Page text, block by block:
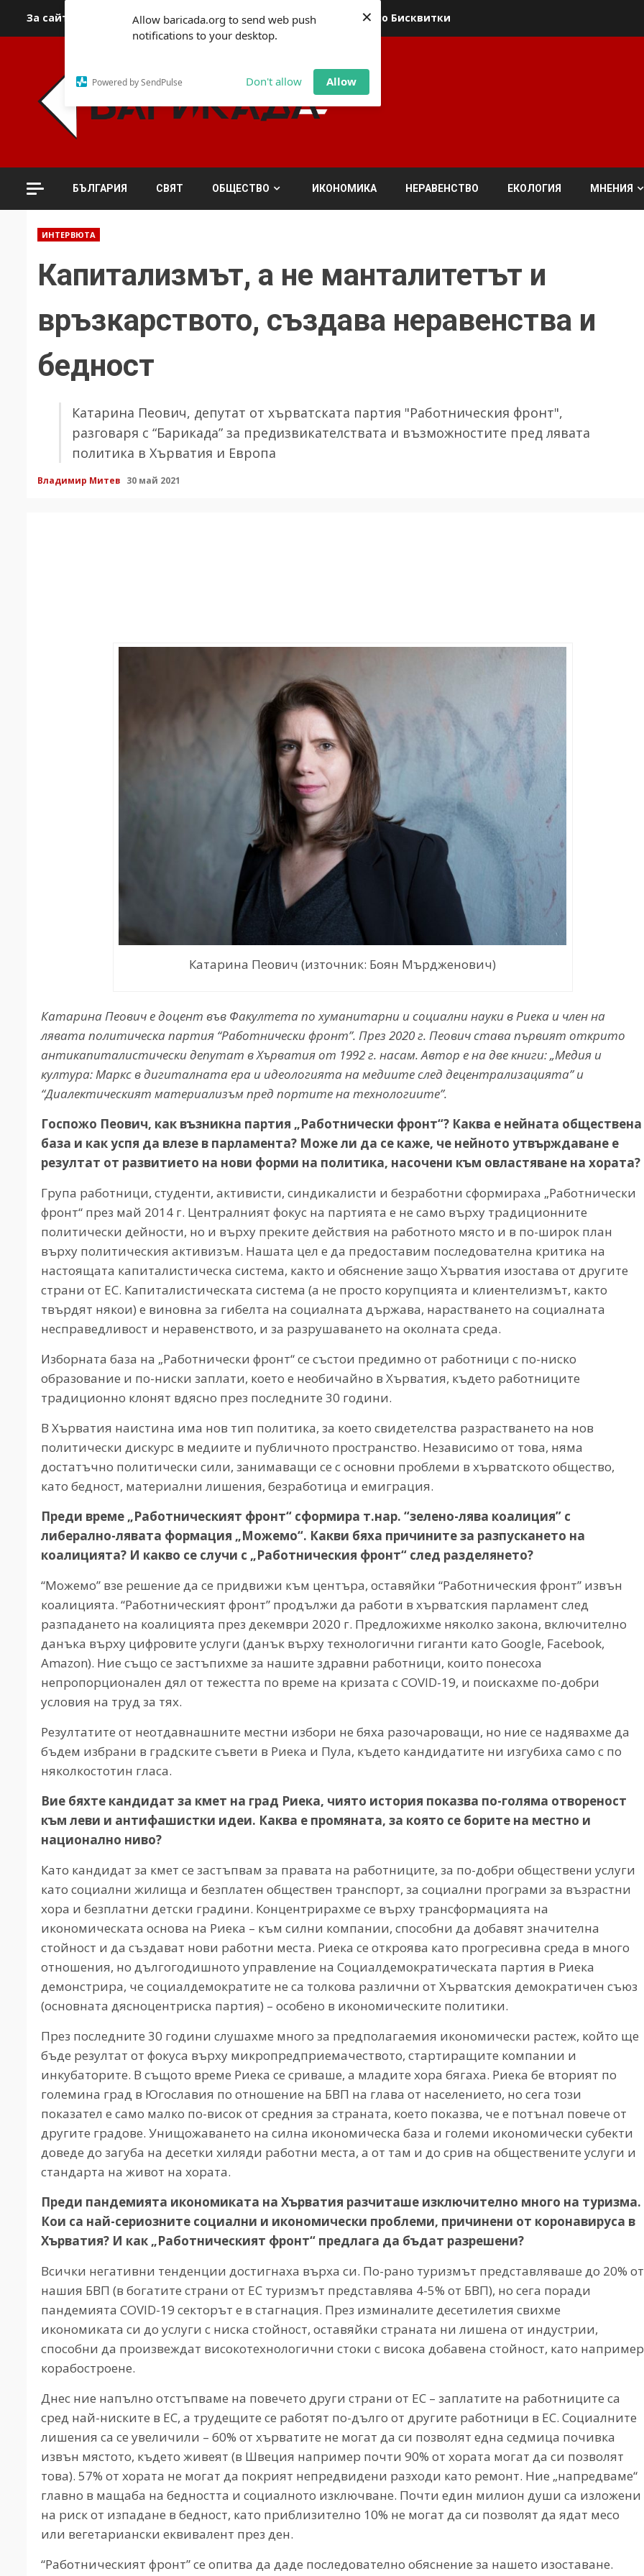
Allow baricada.org to send web push
notifications to your desktop.
Powered by SendPulse Don't allow Allow
×
За сайта За контакти За реклама Политика относно Бисквитки
БЪЛГАРИЯ СВЯТ ОБЩЕСТВО ИКОНОМИКА НЕРАВЕНСТВО ЕКОЛОГИЯ МНЕНИЯ
ИНТЕРВЮТА
Капитализмът, а не манталитетът и
връзкарството, създава неравенства и
бедност
Катарина Пеович, депутат от хърватската партия "Работническия фронт",
разговаря с “Барикада” за предизвикателствата и възможностите пред лявата
политика в Хърватия и Европа
Владимир Митев 30 май 2021
Катарина Пеович (източник: Боян Мърдженович)
Катарина Пеович е доцент във Факултета по хуманитарни и социални науки в Риека и член на
лявата политическа партия “Работнически фронт”. През 2020 г. Пеович става първият открито
антикапиталистически депутат в Хърватия от 1992 г. насам.Автор е на две книги: „Медия и
култура: Маркс в дигиталната ера и идеологията на медиите след децентрализацията” и
“Диалектическият материализъм пред портите на технологиите”.
Госпожо Пеович, как възникна партия „Работнически фронт“? Каква е нейната обществена
база и как успя да влезе в парламента? Може ли да се каже, че нейното утвърждаване е
резултат от развитието на нови форми на политика, насочени към овластяване на хората?
Група работници, студенти, активисти, синдикалисти и безработни сформираха „Работнически
фронт“ през май 2014 г. Централният фокус на партията е не само върху традиционните
политически дейности, но и върху преките действия на работното място и в по-широк план
върху политическия активизъм. Нашата цел е да предоставим последователна критика на
настоящата капиталистическа система, както и обяснение защо Хърватия изостава от другите
страни от ЕС. Капиталистическата система (а не просто корупцията и клиентелизмът, както
твърдят някои) е виновна за гибелта на социалната държава, нарастването на социалната
несправедливост и неравенството, и за разрушаването на околната среда.
Изборната база на „Работнически фронт“ се състои предимно от работници с по-ниско
образование и по-ниски заплати, което е необичайно в Хърватия, където работниците
традиционно клонят вдясно през последните 30 години.
В Хърватия наистина има нов тип политика, за което свидетелства разрастването на нов
политически дискурс в медиите и публичното пространство. Независимо от това, няма
достатъчно политически сили, занимаващи се с основни проблеми в хърватското общество,
като бедност, материални лишения, безработица и емиграция.
Преди време „Работническият фронт“ сформира т.нар. “зелено-лява коалиция” с
либерално-лявата формация „Можемо“. Какви бяха причините за разпускането на
коалицията? И какво се случи с „Работническия фронт“ след разделянето?
“Можемо” взе решение да се придвижи към центъра, оставяйки “Работническия фронт” извън
коалицията. “Работническият фронт” продължи да работи в хърватския парламент след
разпадането на коалицията през декември 2020 г. Предложихме няколко закона, включително
данъка върху цифровите услуги (данък върху технологични гиганти като Google, Facebook,
Amazon). Ние също се застъпихме за нашите здравни работници, които понесоха
непропорционален дял от тежестта по време на кризата с COVID-19, и поискахме по-добри
условия на труд за тях.
Резултатите от неотдавнашните местни избори не бяха разочароващи, но ние се надявахме да
бъдем избрани в градските съвети в Риека и Пула, където кандидатите ни изгубиха само с по
няколкостотин гласа.
Вие бяхте кандидат за кмет на град Риека, чиято история показва по-голяма отвореност
към леви и антифашистки идеи. Каква е промяната, за която се борите на местно и
национално ниво?
Като кандидат за кмет се застъпвам за правата на работниците, за по-добри обществени услуги
като социални жилища и безплатен обществен транспорт, за социални програми за възрастни
хора и безплатни детски градини. Концентрирахме се върху трансформацията на
икономическата основа на Риека – към силни компании, способни да добавят значителна
стойност и да създават нови работни места. Риека се откроява като прогресивна среда в много
отношения, но дългогодишното управление на Социалдемократическата партия в Риека
демонстрира, че социалдемократите не са толкова различни от Хърватския демократичен съюз
(основната дясноцентриска партия) – особено в икономическите политики.
През последните 30 години слушахме много за предполагаемия икономически растеж, който ще
бъде резултат от фокуса върху микропредприемачеството, стартиращите компании и
инкубаторите. В същото време Риека се сриваше, а младите хора бягаха. Риека бе вторият по
големина град в Югославия по отношение на БВП на глава от населението, но сега този
показател е само малко по-висок от средния за страната, което показва, че е потънал повече от
другите градове. Унищожаването на силна икономическа база и големи икономически субекти
доведе до загуба на десетки хиляди работни места, а от там и до срив на обществените услуги и
стандарта на живот на хората.
Преди пандемията икономиката на Хърватия разчиташе изключително много на туризма.
Кои са най-сериозните социални и икономически проблеми, причинени от коронавируса в
Хърватия? И как „Работническият фронт“ предлага да бъдат разрешени?
Всички негативни тенденции достигнаха върха си. По-рано туризмът представляваше до 20% от
нашия БВП (в богатите страни от ЕС туризмът представлява 4-5% от БВП), но сега поради
пандемията COVID-19 секторът е в стагнация. През изминалите десетилетия свихме
икономиката си до услуги с ниска стойност, оставяйки страната ни лишена от индустрии,
способни да произвеждат високотехнологични стоки с висока добавена стойност, като например
корабостроене.
Днес ние напълно отстъпваме на повечето други страни от ЕС – заплатите на работниците са
сред най-ниските в ЕС, а трудещите се работят по-дълго от другите работници в ЕС. Социалните
лишения са се увеличили – 60% от хърватите не могат да си позволят една седмица почивка
извън мястото, където живеят (в Швеция например почти 90% от хората могат да си позволят
това). 57% от хората не могат да покрият непредвидени разходи като ремонт. Ние „напредваме“
главно в мащаба на бедността и социалното изключване. Почти един милион души са изложени
на риск от изпадане в бедност, като приблизително 10% не могат да си позволят да ядат месо
или вегетариански еквивалент през ден.
“Работническият фронт” се опитва да даде последователно обяснение за нашето изоставане.